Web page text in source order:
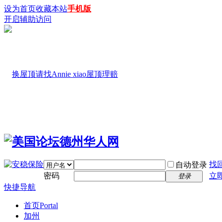
设为首页收藏本站手机版
开启辅助访问
自动登录 找
密码
登录
立
快捷导航
首页Portal
加州